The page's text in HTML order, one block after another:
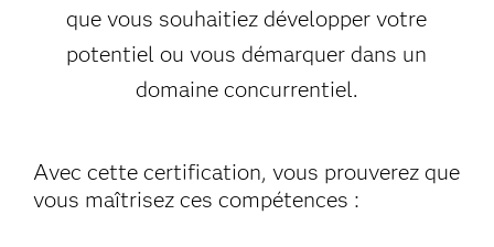
que vous souhaitiez développer votre
potentiel ou vous démarquer dans un
domaine concurrentiel.
Avec cette certification, vous prouverez que
vous maîtrisez ces compétences :